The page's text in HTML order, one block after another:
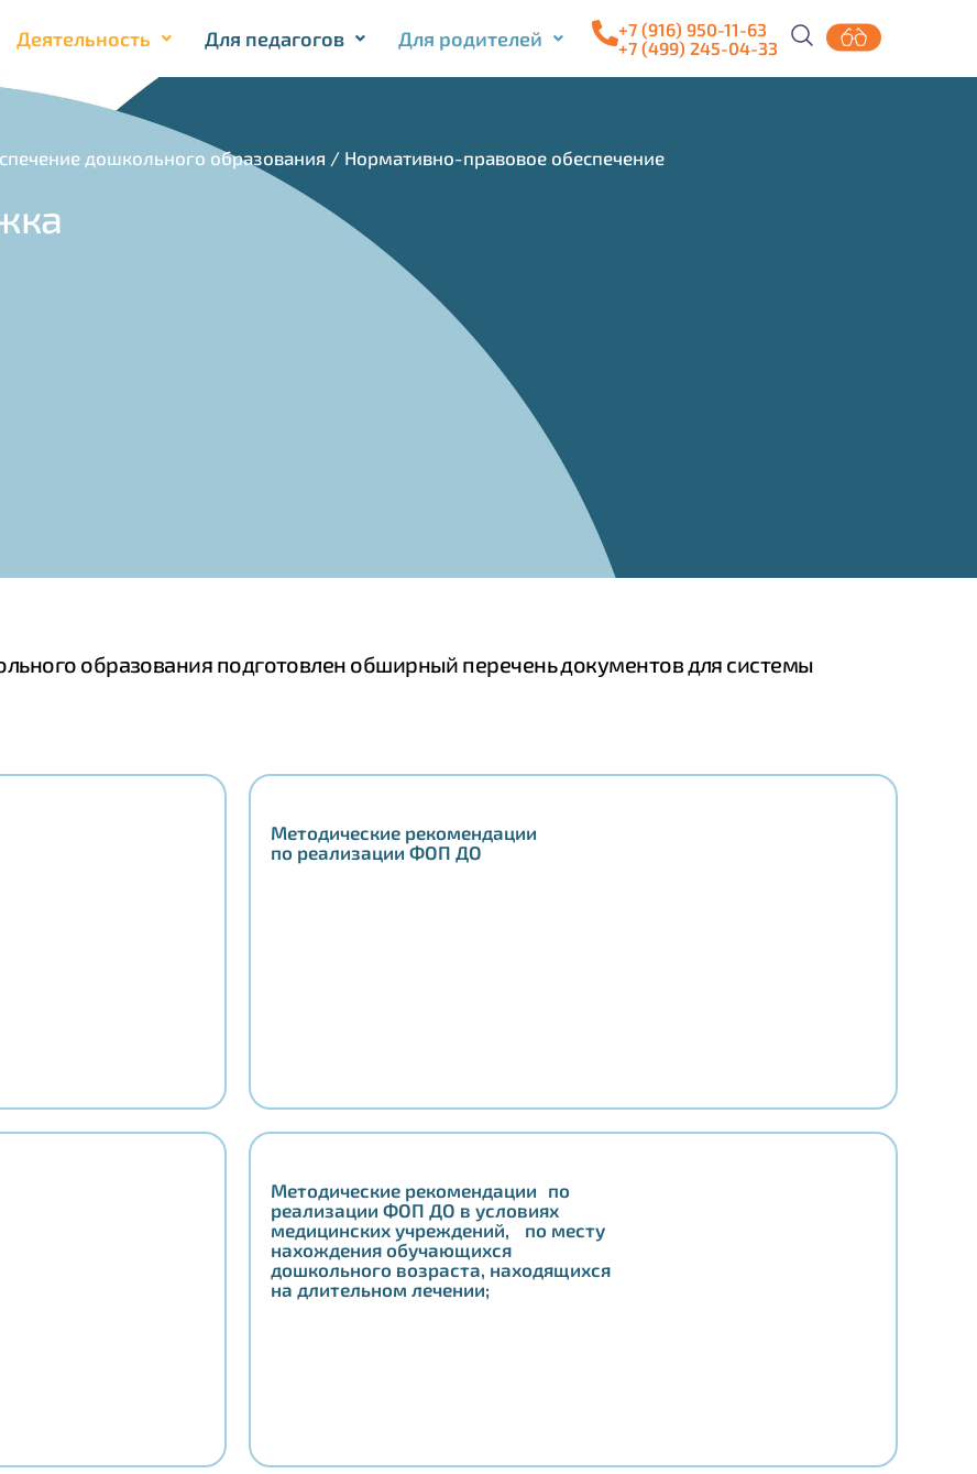
Деятельность Для педагогов Для родителей
+7 (916) 950-11-63
+7 (499) 245-04-33
дошкольного образования / Нормативно-правовое обеспечение​​
образования подготовлен обширный перечень документов для системы
Методические рекомендации
по реализации ФОП ДО
Методические рекомендации по
реализации ФОП ДО в условиях
медицинских учреждений, по месту
нахождения обучающихся
дошкольного возраста, находящихся
на длительном лечении;